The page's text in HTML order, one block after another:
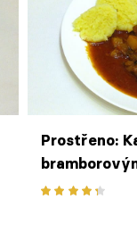
Prostřeno: